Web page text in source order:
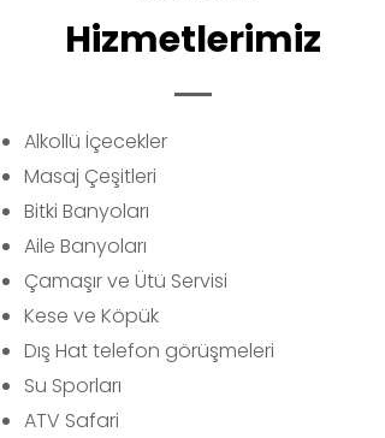
Hizmetlerimiz
Alkollü İçecekler
Masaj Çeşitleri
Bitki Banyoları
Aile Banyoları
Çamaşır ve Ütü Servisi
Kese ve Köpük
Dış Hat telefon görüşmeleri
Su Sporları
ATV Safari